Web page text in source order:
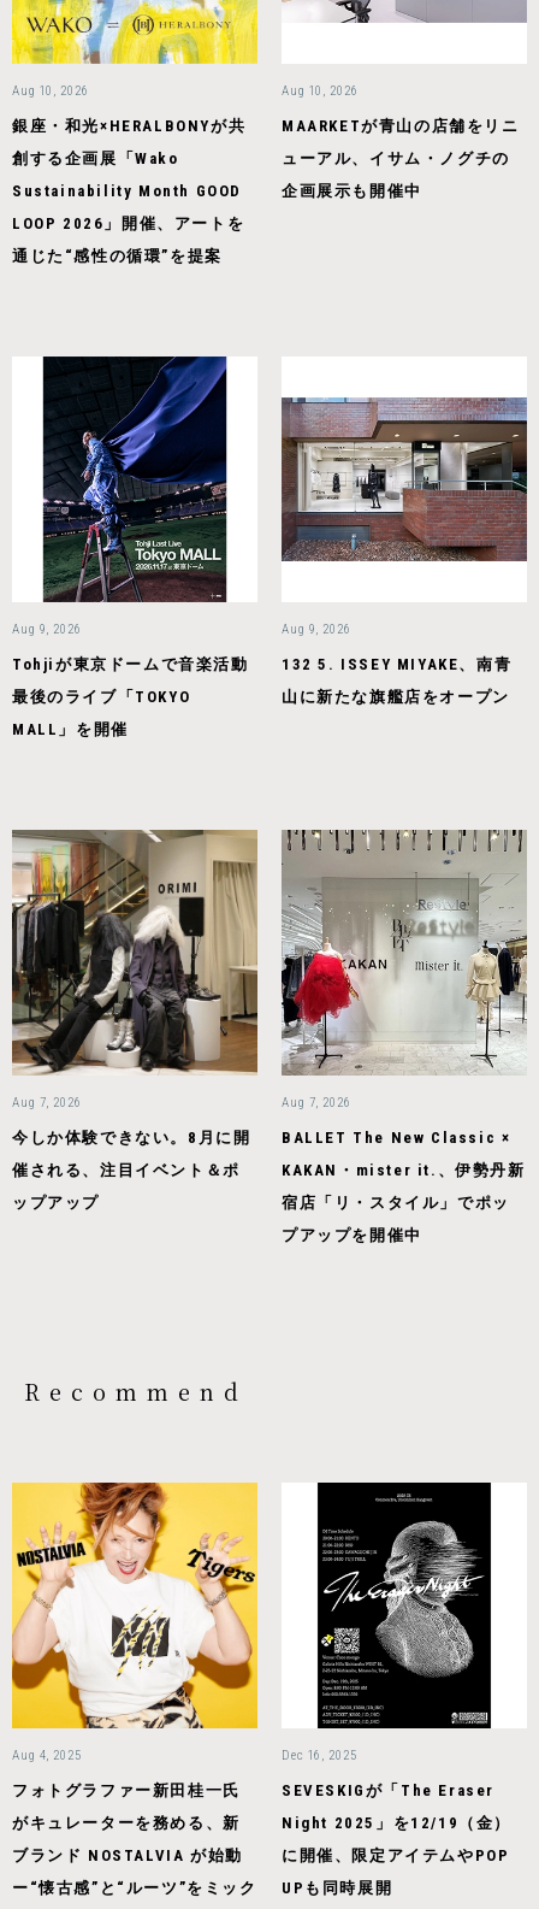
Aug 10, 2026
銀座・和光×HERALBONYが共
創する企画展「Wako
Sustainability Month GOOD
LOOP 2026」開催、アートを
通じた“感性の循環”を提案
Aug 10, 2026
MAARKETが青山の店舗をリニ
ューアル、イサム・ノグチの
企画展示も開催中
Aug 9, 2026
Tohjiが東京ドームで音楽活動
最後のライブ「TOKYO
MALL」を開催
Aug 9, 2026
132 5. ISSEY MIYAKE、南青
山に新たな旗艦店をオープン
Aug 7, 2026
今しか体験できない。8月に開
催される、注目イベント＆ポ
ップアップ
Aug 7, 2026
BALLET The New Classic ×
KAKAN・mister it.、伊勢丹新
宿店「リ・スタイル」でポッ
プアップを開催中
Recommend
Aug 4, 2025
フォトグラファー新田桂一氏
がキュレーターを務める、新
ブランド NOSTALVIA が始動
ー“懐古感”と“ルーツ”をミック
Dec 16, 2025
SEVESKIGが「The Eraser
Night 2025」を12/19（金）
に開催、限定アイテムやPOP
UPも同時展開